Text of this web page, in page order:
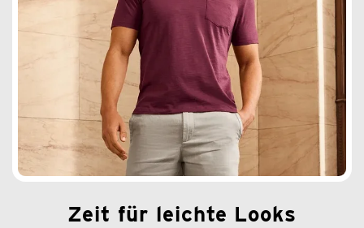
Zeit für leichte Looks